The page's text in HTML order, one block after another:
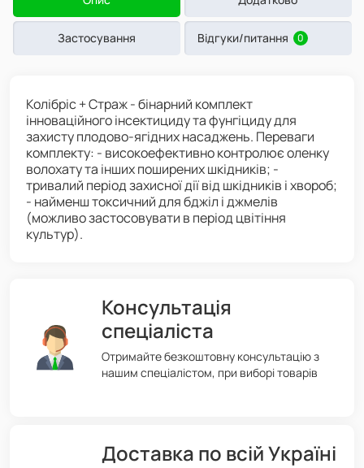
Застосування Відгуки/питання 0
Колібріс + Страж - бінарний комплект
інноваційного інсектициду та фунгіциду для
захисту плодово-ягідних насаджень. Переваги
комплекту: - високоефективно контролює оленку
волохату та інших поширених шкідників; -
тривалий період захисної дії від шкідників і хвороб;
- найменш токсичний для бджіл і джмелів
(можливо застосовувати в період цвітіння
культур).
Консультація
спеціаліста
Отримайте безкоштовну консультацію з
нашим спеціалістом, при виборі товарів
Доставка по всій Україні